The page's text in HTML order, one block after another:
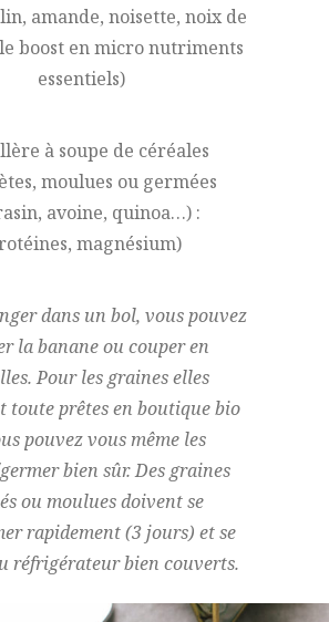
amande, noisette, noix de
boost en micro nutriments
essentiels)
à soupe de céréales
moulues ou germées
avoine, quinoa…) :
magnésium)
dans un bol, vous pouvez
la banane ou couper en
Pour les graines elles
toute prêtes en boutique bio
pouvez vous même les
bien sûr. Des graines
ou moulues doivent se
rapidement (3 jours) et se
réfrigérateur bien couverts.